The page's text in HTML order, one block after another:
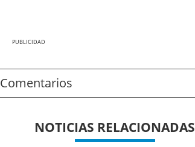
Comentarios
NOTICIAS RELACIONADAS